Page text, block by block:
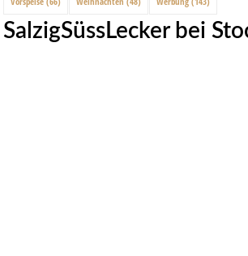
SalzigSüssLecker bei